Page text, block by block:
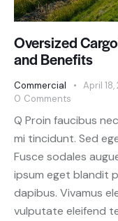
Oversized
and Benefits
Commercial April
0 Comments
Q Proin faucibus
mi tincidunt. Sed
Fusce sodales
ipsum eget blandit
dapibus. Vivamus
vulputate eleifend